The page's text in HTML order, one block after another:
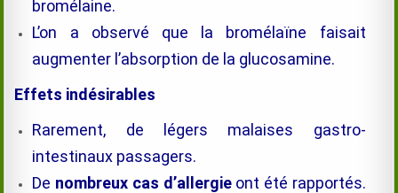
bromélaine.
L’on a observé que la bromélaïne faisait
augmenter l’absorption de la glucosamine.
Effets indésirables
Rarement, de légers malaises gastro-
intestinaux passagers.
De nombreux cas d’allergieont été rapportés.